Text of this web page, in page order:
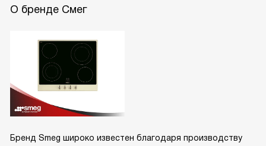
О бренде Смег
Бренд Smeg широко известен благодаря производству